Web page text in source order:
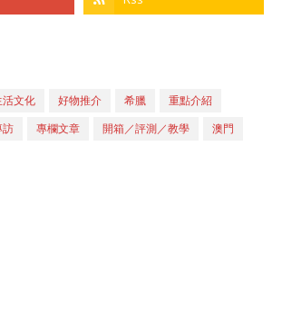
活文化 好物推介 希臘
重點介紹
訪 專欄文章 開箱／評測／教學
澳門